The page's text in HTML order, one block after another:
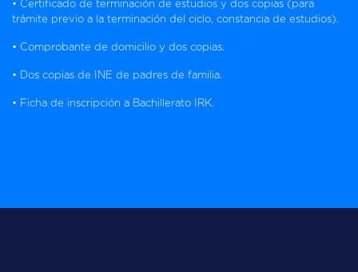
• Certificado de terminación de estudios y dos copias (para
trámite previo a la terminación del ciclo, constancia de estudios).
• Comprobante de domicilio y dos copias.
• Dos copias de INE de padres de familia.
• Ficha de inscripción a Bachillerato IRK.